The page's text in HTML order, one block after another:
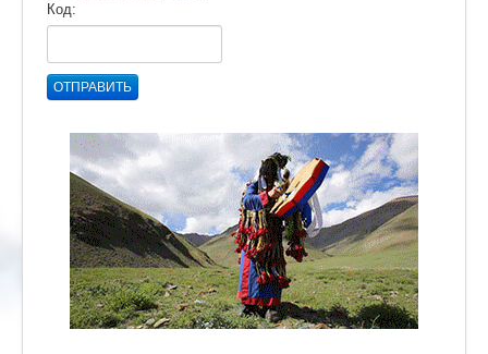
Код:
ОТПРАВИТЬ